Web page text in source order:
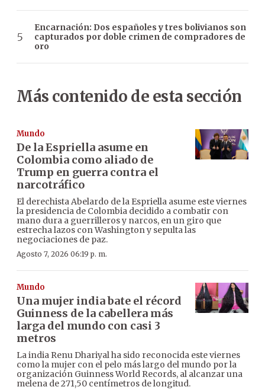
Encarnación: Dos españoles y tres bolivianos son
capturados por doble crimen de compradores de
oro
Más contenido de esta sección
Mundo
De la Espriella asume en
Colombia como aliado de
Trump en guerra contra el
narcotráfico
El derechista Abelardo de la Espriella asume este viernes
la presidencia de Colombia decidido a combatir con
mano dura a guerrilleros y narcos, en un giro que
estrecha lazos con Washington y sepulta las
negociaciones de paz.
Agosto 7, 2026 06:19 p. m.
Mundo
Una mujer india bate el récord
Guinness de la cabellera más
larga del mundo con casi 3
metros
La india Renu Dhariyal ha sido reconocida este viernes
como la mujer con el pelo más largo del mundo por la
organización Guinness World Records, al alcanzar una
melena de 271,50 centímetros de longitud.